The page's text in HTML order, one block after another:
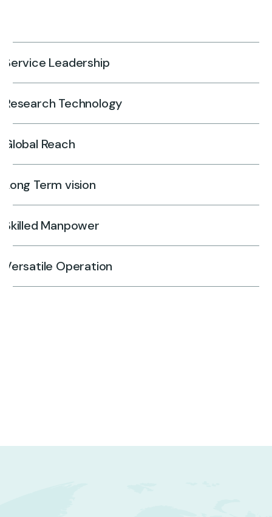
Service Leadership
Research Technology
Global Reach
Long Term vision
Skilled Manpower
Versatile Operation